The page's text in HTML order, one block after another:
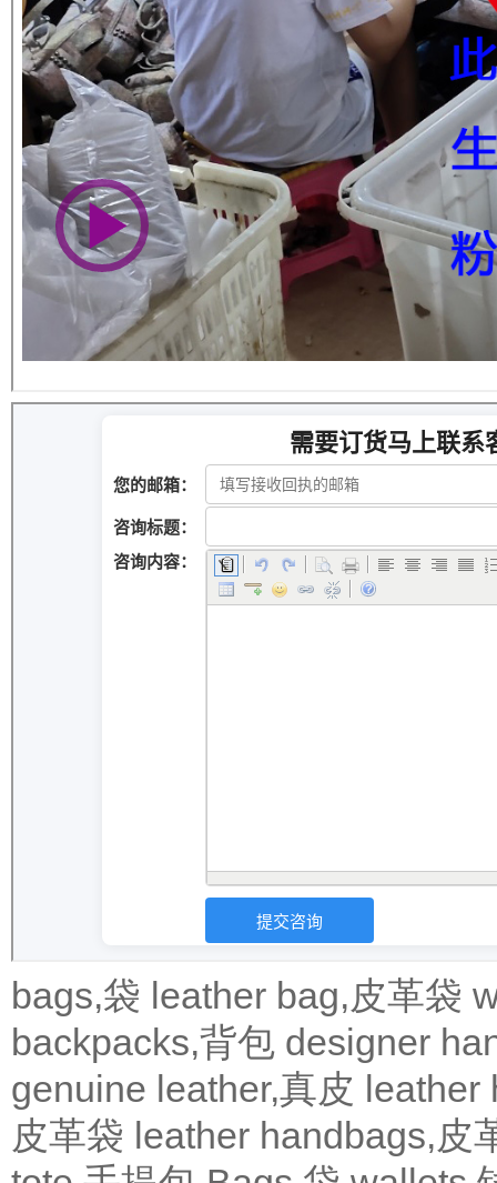
bags,袋 leather bag,皮革袋
backpacks,背包 designer
genuine leather,真皮 leather
皮革袋 leather handbags,皮